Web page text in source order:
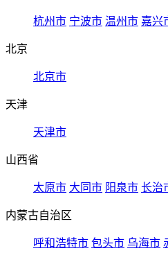
杭州市 宁波市 温州市 嘉兴
北京
北京市
天津
天津市
山西省
太原市 大同市 阳泉市 长治
内蒙古自治区
呼和浩特市 包头市 乌海市